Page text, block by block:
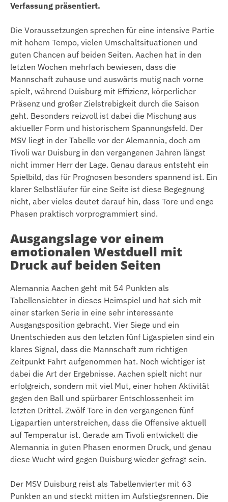
Verfassung präsentiert.
Die Voraussetzungen sprechen für eine intensive Partie
mit hohem Tempo, vielen Umschaltsituationen und
guten Chancen auf beiden Seiten. Aachen hat in den
letzten Wochen mehrfach bewiesen, dass die
Mannschaft zuhause und auswärts mutig nach vorne
spielt, während Duisburg mit Effizienz, körperlicher
Präsenz und großer Zielstrebigkeit durch die Saison
geht. Besonders reizvoll ist dabei die Mischung aus
aktueller Form und historischem Spannungsfeld. Der
MSV liegt in der Tabelle vor der Alemannia, doch am
Tivoli war Duisburg in den vergangenen Jahren längst
nicht immer Herr der Lage. Genau daraus entsteht ein
Spielbild, das für Prognosen besonders spannend ist. Ein
klarer Selbstläufer für eine Seite ist diese Begegnung
nicht, aber vieles deutet darauf hin, dass Tore und enge
Phasen praktisch vorprogrammiert sind.
Ausgangslage vor einem
emotionalen Westduell mit
Druck auf beiden Seiten
Alemannia Aachen geht mit 54 Punkten als
Tabellensiebter in dieses Heimspiel und hat sich mit
einer starken Serie in eine sehr interessante
Ausgangsposition gebracht. Vier Siege und ein
Unentschieden aus den letzten fünf Ligaspielen sind ein
klares Signal, dass die Mannschaft zum richtigen
Zeitpunkt Fahrt aufgenommen hat. Noch wichtiger ist
dabei die Art der Ergebnisse. Aachen spielt nicht nur
erfolgreich, sondern mit viel Mut, einer hohen Aktivität
gegen den Ball und spürbarer Entschlossenheit im
letzten Drittel. Zwölf Tore in den vergangenen fünf
Ligapartien unterstreichen, dass die Offensive aktuell
auf Temperatur ist. Gerade am Tivoli entwickelt die
Alemannia in guten Phasen enormen Druck, und genau
diese Wucht wird gegen Duisburg wieder gefragt sein.
Der MSV Duisburg reist als Tabellenvierter mit 63
Punkten an und steckt mitten im Aufstiegsrennen. Die